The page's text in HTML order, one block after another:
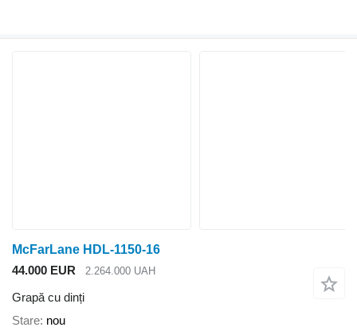
McFarLane HDL-1150-16
44.000 EUR
2.264.000 UAH
Grapă cu dinți
Stare nou